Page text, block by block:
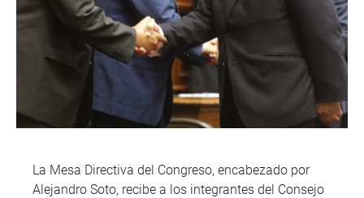
La Mesa Directiva del Congreso, encabezado por
Alejandro Soto, recibe a los integrantes del Consejo